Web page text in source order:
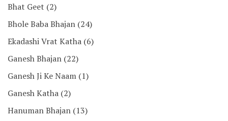
Bhat Geet (2)
Bhole Baba Bhajan (24)
Ekadashi Vrat Katha (6)
Ganesh Bhajan (22)
Ganesh Ji Ke Naam (1)
Ganesh Katha (2)
Hanuman Bhajan (13)